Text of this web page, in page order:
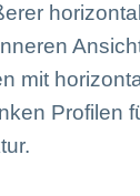
mit
Profilen